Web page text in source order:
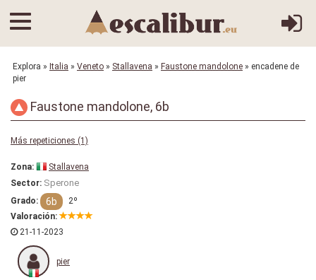
Explora » Italia » Veneto » Stallavena » Faustone mandolone » encadene de
pier
Faustone mandolone, 6b
Más repeticiones (1)
Zona:
Stallavena
Sector: Sperone
Grado: 6b
2º
Valoración:
21-11-2023
pier